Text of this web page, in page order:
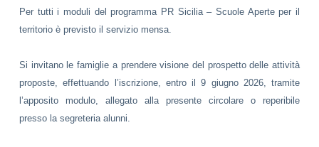
Per tutti i moduli del programma PR Sicilia – Scuole Aperte per il
territorio è previsto il servizio mensa.
Si invitano le famiglie a prendere visione del prospetto delle attività
proposte, effettuando l’iscrizione, entro il 9 giugno 2026, tramite
l’apposito modulo, allegato alla presente circolare o reperibile
presso la segreteria alunni.